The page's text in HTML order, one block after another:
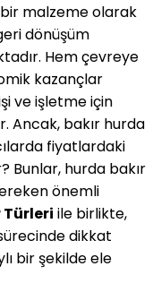
malzeme olarak
dönüşüm
Hem çevreye
kazançlar
ve işletme için
Ancak, bakır hurda
fiyatlardaki
Bunlar, hurda bakır
önemli
Türleri ile birlikte,
dikkat
bir şekilde ele